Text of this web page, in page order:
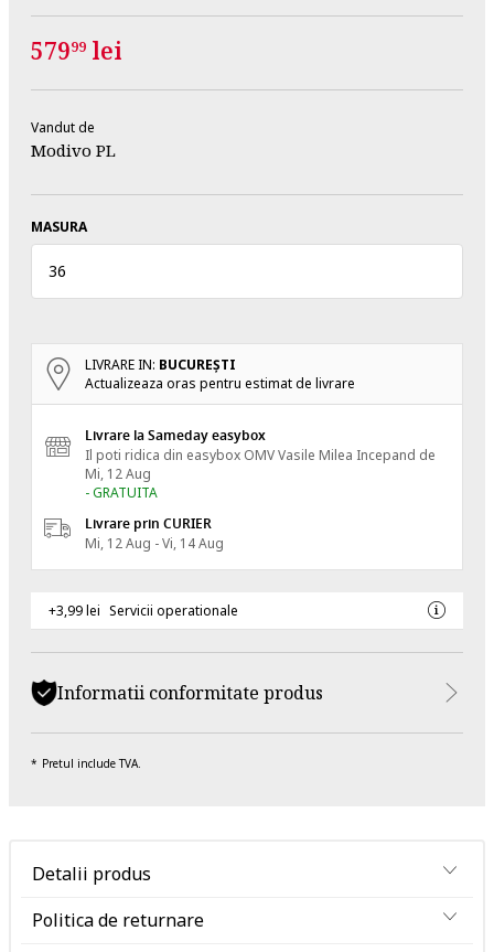
57999 lei
Vandut de
Modivo PL
MASURA
36
LIVRARE IN: BUCUREŞTI
Actualizeaza oras pentru estimat de livrare
Livrare la Sameday easybox
Il poti ridica din easybox OMV Vasile Milea Incepand de
Mi, 12 Aug
- GRATUITA
Livrare prin CURIER
Mi, 12 Aug - Vi, 14 Aug
+3,99 lei Servicii operationale
Informatii conformitate produs
Pretul include TVA.
Detalii produs
Politica de returnare